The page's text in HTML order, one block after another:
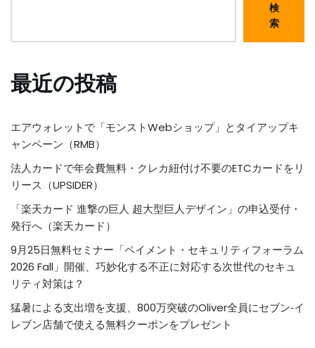
検
索
最近の投稿
エアウォレットで「モンストWebショップ」とタイアップキ
ャンペーン（RMB）
法人カードで年会費無料・クレカ紐付け不要のETCカードをリ
リース（UPSIDER）
「楽天カード 進撃の巨人 超大型巨人デザイン」の申込受付・
発行へ（楽天カード）
9月25日無料セミナー「ペイメント・セキュリティフォーラム
2026 Fall」開催、巧妙化する不正に対応する次世代のセキュ
リティ対策は？
猛暑による支出増を支援、800万突破のOliver全員にセブン‐イ
レブン店舗で使える無料クーポンをプレゼント